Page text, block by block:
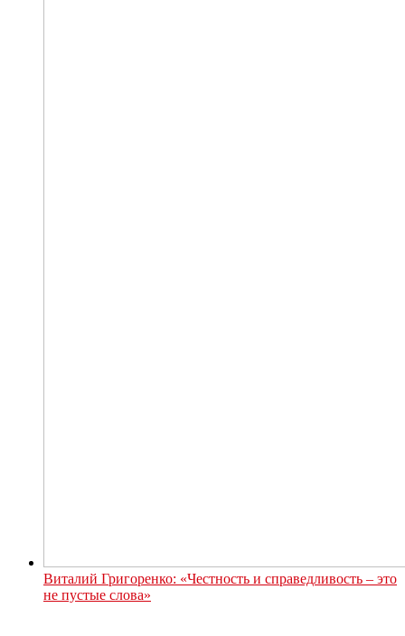
Виталий Григоренко: «Честность и справедливость – это
не пустые слова»